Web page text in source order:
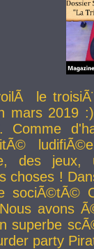
le
mars 2019
Comme
des jeux,
choses !
sociÃ©tÃ©
avons
superbe
party